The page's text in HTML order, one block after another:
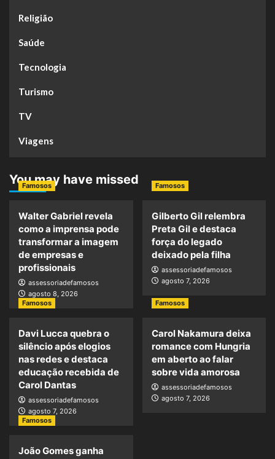
Religião
Saúde
Tecnologia
Turismo
TV
Viagens
You may have missed
Famosos
Walter Gabriel revela
como a imprensa pode
transformar a imagem
de empresas e
profissionais
assessoriadefamosos
agosto 8, 2026
Famosos
Gilberto Gil relembra
Preta Gil e destaca
força do legado
deixado pela filha
assessoriadefamosos
agosto 7, 2026
Famosos
Davi Lucca quebra o
silêncio após elogios
nas redes e destaca
educação recebida de
Carol Dantas
assessoriadefamosos
agosto 7, 2026
Famosos
Carol Nakamura deixa
romance com Hungria
em aberto ao falar
sobre vida amorosa
assessoriadefamosos
agosto 7, 2026
Famosos
João Gomes ganha